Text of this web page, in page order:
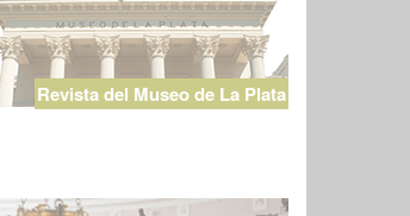
Revista del Museo de La Plata